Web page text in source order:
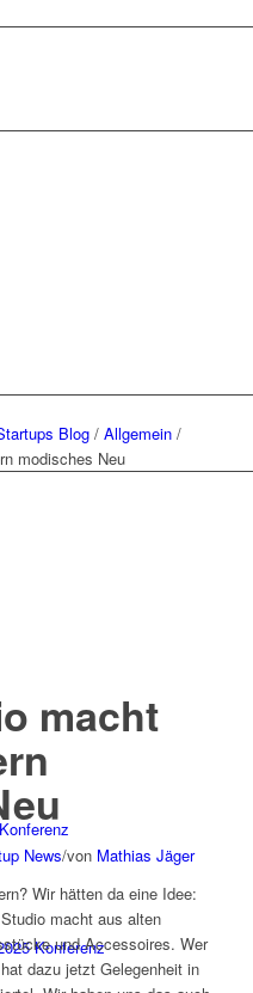
Konferenz
Blog / Allgemein /
modisches Neu
macht
News/von Mathias Jäger
Wir hätten da eine Idee:
macht aus alten
und Accessoires. Wer
dazu jetzt Gelegenheit in